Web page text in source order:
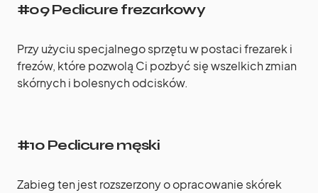
#09 Pedicure frezarkowy
Przy użyciu specjalnego sprzętu w postaci frezarek i
frezów, które pozwolą Ci pozbyć się wszelkich zmian
skórnych i bolesnych odcisków.
#10 Pedicure męski
Zabieg ten jest rozszerzony o opracowanie skórek